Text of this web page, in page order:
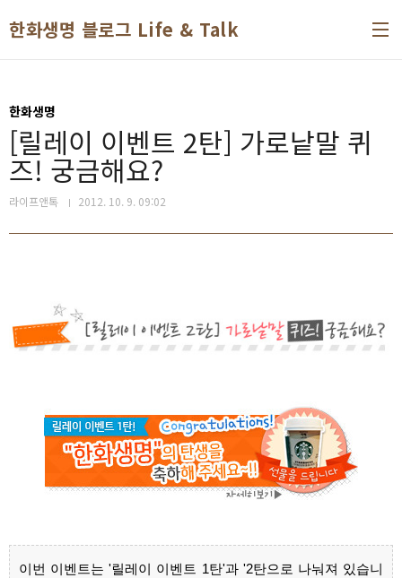
한화생명 블로그 Life & Talk
한화생명
[릴레이 이벤트 2탄] 가로낱말 퀴
즈! 궁금해요?
라이프앤톡 2012. 10. 9. 09:02
이번 이벤트는 '릴레이 이벤트 1탄'과 '2탄으로 나눠져 있습니